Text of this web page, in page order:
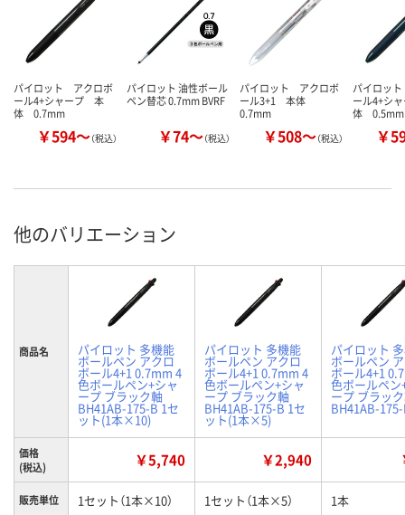
パイロット アクロボ
ール4+シャープ 本
体 0.7mm
￥594～（税込）
パイロット 油性ボール
ペン替芯 0.7mm BVRF
￥74～（税込）
パイロット アクロボ
ール3+1 本体
0.7mm
￥508～（税込）
パイロッ
ール4+シ
体 0.5mm
￥
他のバリエーション
商品名 パイロット 多機能
ボールペン アクロ
ボール4+1 0.7mm 4
色ボールペン+シャ
ープ ブラック軸
BH41AB-175-B 1セ
ット(1本×10)
パイロット 多機能
ボールペン アクロ
ボール4+1 0.7mm 4
色ボールペン+シャ
ープ ブラック軸
BH41AB-175-B 1セ
ット(1本×5)
パイロット
ボールペン
ボール4+1
色ボールペン
ープ ブラッ
BH41AB-
価格
(税込)
￥5,740 ￥2,940
販売単位 1セット（1本×10） 1セット（1本×5） 1本